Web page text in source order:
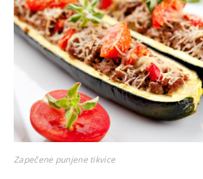
Zapečene punjene tikvice